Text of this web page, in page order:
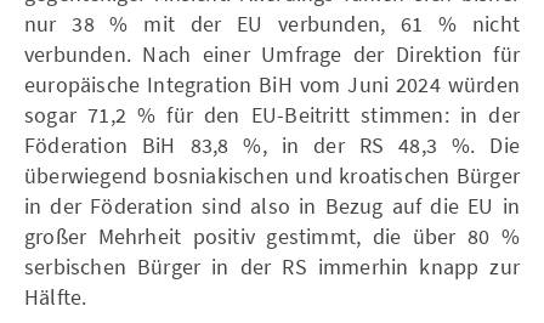
nur 38 % mit der EU verbunden, 61 % nicht
verbunden. Nach einer Umfrage der Direktion für
europäische Integration BiH vom Juni 2024 würden
sogar 71,2 % für den EU-Beitritt stimmen: in der
Föderation BiH 83,8 %, in der RS 48,3 %. Die
überwiegend bosniakischen und kroatischen Bürger
in der Föderation sind also in Bezug auf die EU in
großer Mehrheit positiv gestimmt, die über 80 %
serbischen Bürger in der RS immerhin knapp zur
Hälfte.